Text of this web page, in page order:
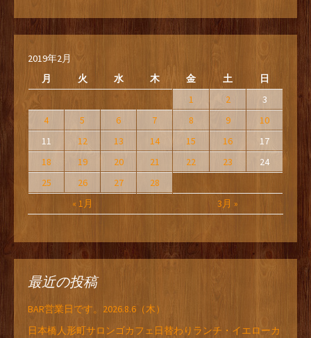
2019年2月
月
火 水 木 金 土 日
« 1月 3月 »
1 2
3
4
5 6 7 8 9
10
11
12 13 14 15 16
17
18
19 20 21 22 23
24
25
26 27 28
最近の投稿
BAR営業日です。2026.8.6（木）
日本橋人形町サロンゴカフェ日替わりランチ・イエローカ